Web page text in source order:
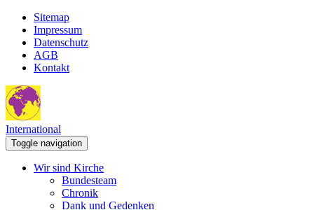
Sitemap
Impressum
Datenschutz
AGB
Kontakt
International
Toggle navigation
Wir sind Kirche
Bundesteam
Chronik
Dank und Gedenken